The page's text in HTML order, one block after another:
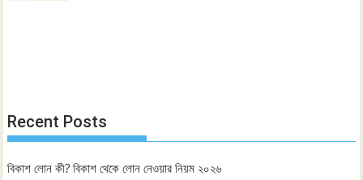
Recent Posts
বিকাশ লোন কী? বিকাশ থেকে লোন নেওয়ার নিয়ম ২০২৬